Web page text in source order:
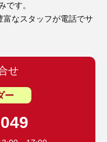
ツール（7）
です。
なスタッフが電話でサ
せ
ー